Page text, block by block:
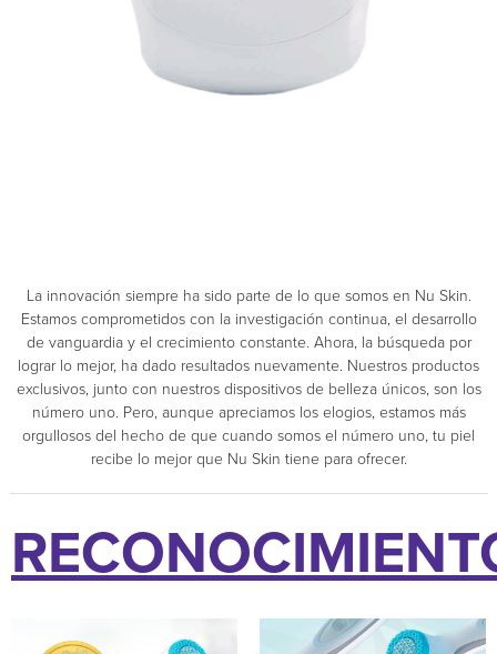
La innovación siempre ha sido parte de lo que somos en Nu Skin.
Estamos comprometidos con la investigación continua, el desarrollo
de vanguardia y el crecimiento constante. Ahora, la búsqueda por
lograr lo mejor, ha dado resultados nuevamente. Nuestros productos
exclusivos, junto con nuestros dispositivos de belleza únicos, son los
número uno. Pero, aunque apreciamos los elogios, estamos más
orgullosos del hecho de que cuando somos el número uno, tu piel
recibe lo mejor que Nu Skin tiene para ofrecer.